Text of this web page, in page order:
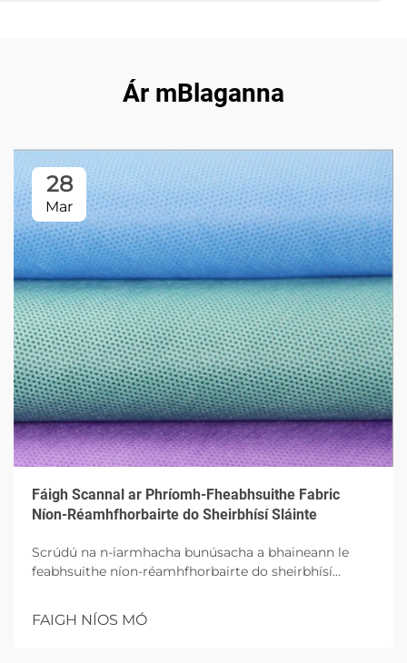
Ár mBlaganna
28
Mar
Fáigh Scannal ar Phríomh-Fheabhsuithe Fabric
Níon-Réamhfhorbairte do Sheirbhísí Sláinte
Scrúdú na n-iarmhacha bunúsacha a bhaineann le
feabhsuithe níon-réamhfhorbairte do sheirbhísí
gan méaraíochta, agus fadhbíocht. Fáigh scéal orthu i
gcaitheamh san ábhar i ngownaí léighis,
FAIGH NÍOS MÓ